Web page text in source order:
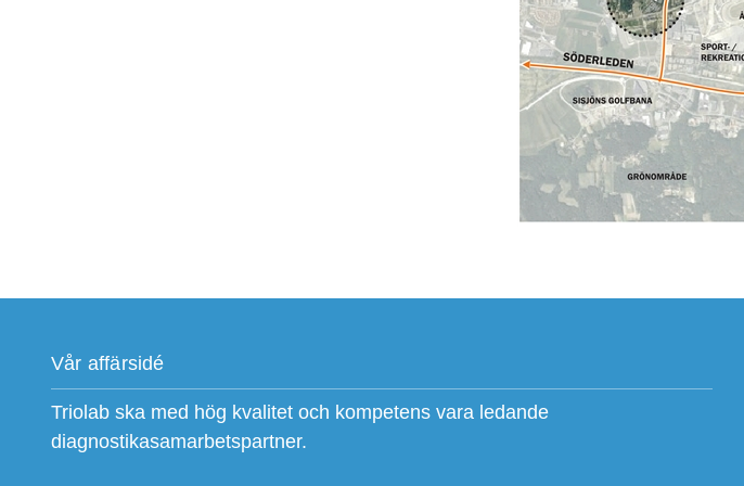
Vår affärsidé
Triolab ska med hög kvalitet och kompetens vara ledande
diagnostikasamarbetspartner.